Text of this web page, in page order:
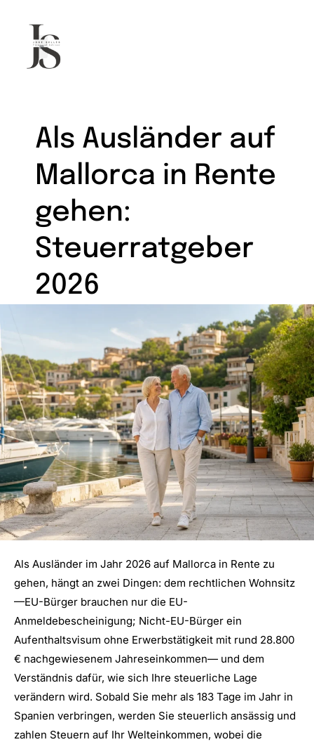
Als Ausländer auf
Mallorca in Rente
gehen:
Steuerratgeber
2026
Als Ausländer im Jahr 2026 auf Mallorca in Rente zu
gehen, hängt an zwei Dingen: dem rechtlichen Wohnsitz
—EU-Bürger brauchen nur die EU-
Anmeldebescheinigung; Nicht-EU-Bürger ein
Aufenthaltsvisum ohne Erwerbstätigkeit mit rund 28.800
€ nachgewiesenem Jahreseinkommen— und dem
Verständnis dafür, wie sich Ihre steuerliche Lage
verändern wird. Sobald Sie mehr als 183 Tage im Jahr in
Spanien verbringen, werden Sie steuerlich ansässig und
zahlen Steuern auf Ihr Welteinkommen, wobei die